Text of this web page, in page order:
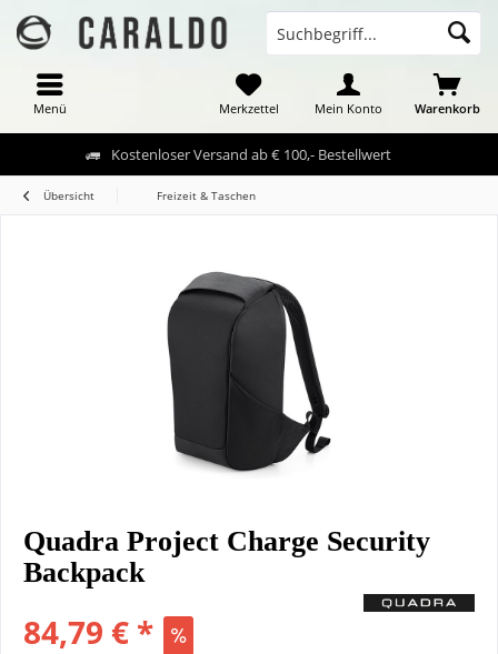
Kostenloser Versand ab € 100,- Bestellwert
Menü Warenkorb
Merkzettel Mein Konto
Übersicht Freizeit & Taschen
Quadra Project Charge Security
Backpack
84,79 € *